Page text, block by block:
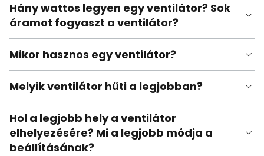
Hány wattos legyen egy ventilátor? Sok
áramot fogyaszt a ventilátor?
Mikor hasznos egy ventilátor?
Melyik ventilátor hűti a legjobban?
Hol a legjobb hely a ventilátor
elhelyezésére? Mi a legjobb módja a
beállításának?